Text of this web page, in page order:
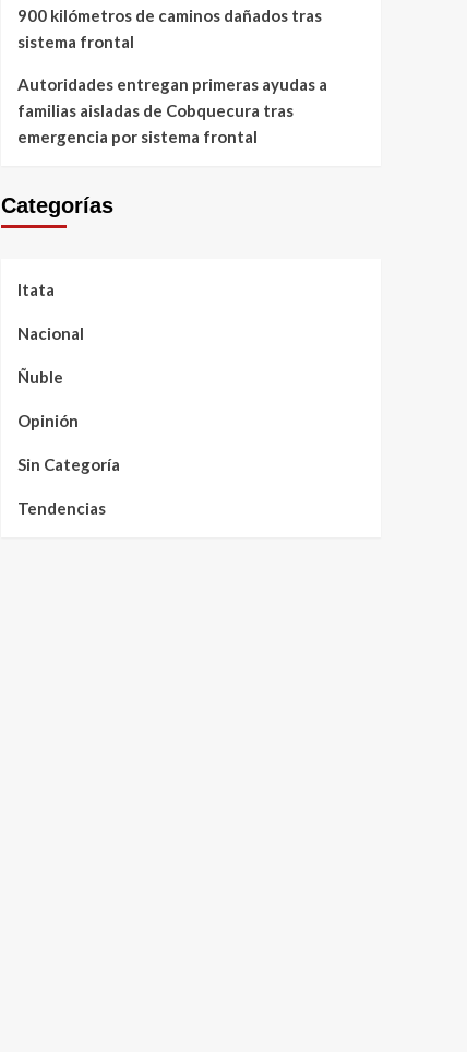
900 kilómetros de caminos dañados tras
sistema frontal
Autoridades entregan primeras ayudas a
familias aisladas de Cobquecura tras
emergencia por sistema frontal
Categorías
Itata
Nacional
Ñuble
Opinión
Sin Categoría
Tendencias